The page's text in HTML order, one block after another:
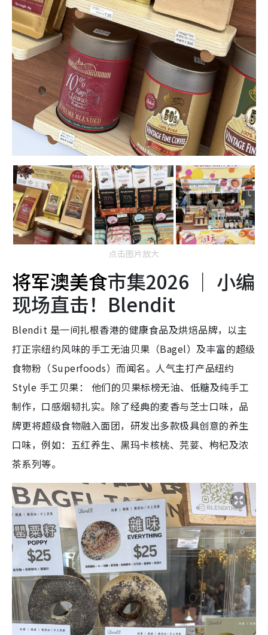
点击图片放大
将军澳美食市集2026 ｜ 小编
现场直击！Blendit
Blendit 是一间扎根香港的健康食品及烘焙品牌，以主
打正宗纽约风味的手工无油贝果（Bagel）及丰富的超级
食物粉（Superfoods）而闻名。人气主打产品纽约
Style 手工贝果： 他们的贝果标榜无油、低糖及纯手工
制作，口感烟韧扎实。除了经典的麦香与芝士口味，品
牌更将超级食物融入面团，研发出多款极具创意的养生
口味，例如：五红养生、黑玛卡核桃、芫荽、枸杞及浓
茶系列等。